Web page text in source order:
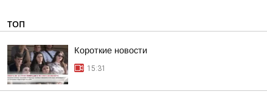
ТОП
Короткие новости
15:31